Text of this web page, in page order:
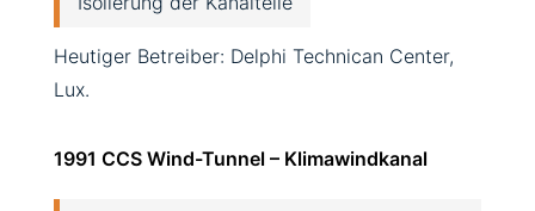
Heutiger Betreiber: Delphi Technican Center,
Lux.
1991 CCS Wind-Tunnel – Klimawindkanal